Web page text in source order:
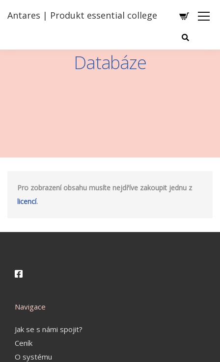
Antares | Produkt essential college
Databáze
Pro zobrazení obsahu musíte nejdříve zakoupit jednu z
licencí.
Navigace
Jak se s námi spojit?
Ceník
O systému